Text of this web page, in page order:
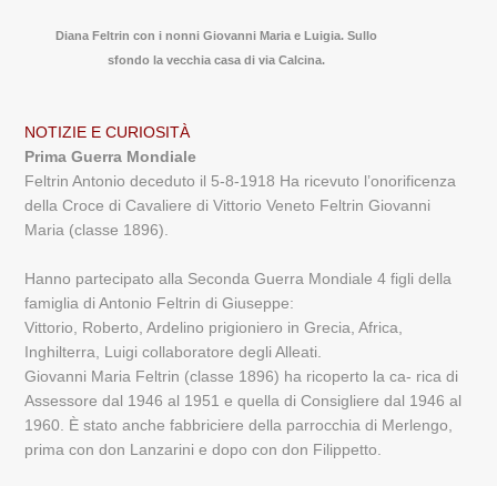
Diana Feltrin con i nonni Giovanni Maria e Luigia. Sullo
sfondo la vecchia casa di via Calcina.
NOTIZIE E CURIOSITÀ
Prima Guerra Mondiale
Feltrin Antonio deceduto il 5-8-1918 Ha ricevuto l’onorificenza
della Croce di Cavaliere di Vittorio Veneto Feltrin Giovanni
Maria (classe 1896).
Hanno partecipato alla Seconda Guerra Mondiale 4 figli della
famiglia di Antonio Feltrin di Giuseppe:
Vittorio, Roberto, Ardelino prigioniero in Grecia, Africa,
Inghilterra, Luigi collaboratore degli Alleati.
Giovanni Maria Feltrin (classe 1896) ha ricoperto la ca- rica di
Assessore dal 1946 al 1951 e quella di Consigliere dal 1946 al
1960. È stato anche fabbriciere della parrocchia di Merlengo,
prima con don Lanzarini e dopo con don Filippetto.